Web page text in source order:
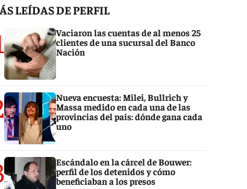
LEÍDAS DE PERFIL
Vaciaron las cuentas de al menos 25
clientes de una sucursal del Banco
Nación
Nueva encuesta: Milei, Bullrich y
Massa medido en cada una de las
provincias del país: dónde gana cada
uno
Escándalo en la cárcel de Bouwer:
perfil de los detenidos y cómo
beneficiaban a los presos